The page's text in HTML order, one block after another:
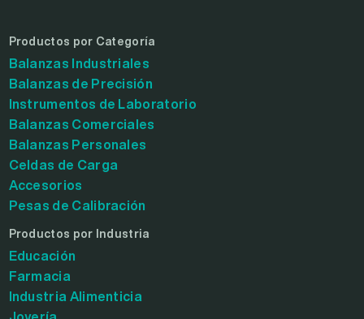
Productos por Categoría
Balanzas Industriales
Balanzas de Precisión
Instrumentos de Laboratorio
Balanzas Comerciales
Balanzas Personales
Celdas de Carga
Accesorios
Pesas de Calibración
Productos por Industria
Educación
Farmacia
Industria Alimenticia